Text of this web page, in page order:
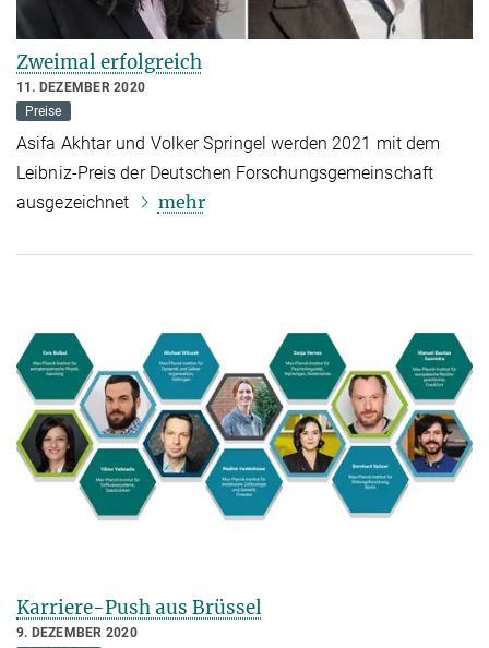
Zweimal erfolgreich
11. DEZEMBER 2020
Preise
Asifa Akhtar und Volker Springel werden 2021 mit dem
Leibniz-Preis der Deutschen Forschungsgemeinschaft
ausgezeichnet
mehr
Karriere-Push aus Brüssel
9. DEZEMBER 2020